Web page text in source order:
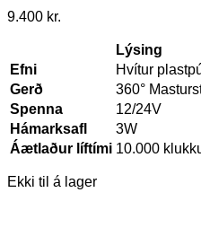
9.400 kr.
Lýsing
Efni
Hvítur
Gerð
360°
Spenna
12/24V
Hámarksafl
3W
Áætlaður líftími 10.000
Ekki til á lager